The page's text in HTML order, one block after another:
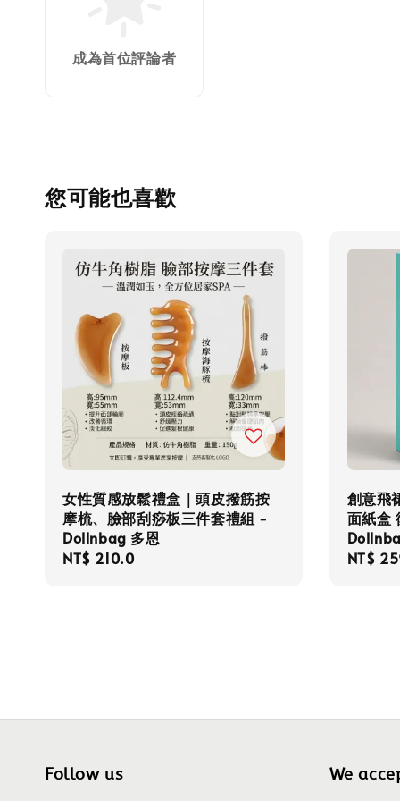
成為首位評論者
您可能也喜歡
女性質感放鬆禮盒｜頭皮撥筋按
摩梳、臉部刮痧板三件套禮組 -
Dollnbag 多恩
Regular
NT$ 210.0
創意飛
面紙盒
NT$
Follow us We